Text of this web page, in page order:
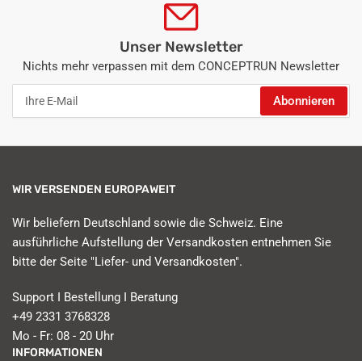
Unser Newsletter
Nichts mehr verpassen mit dem CONCEPTRUN Newsletter
Mail
Abonnieren
WIR VERSENDEN EUROPAWEIT
Wir beliefern Deutschland sowie die Schweiz. Eine
ausführliche Aufstellung der Versandkosten entnehmen Sie
bitte der Seite "Liefer- und Versandkosten".
Support I Bestellung I Beratung
+49 2331 3768328
Mo - Fr: 08 - 20 Uhr
INFORMATIONEN